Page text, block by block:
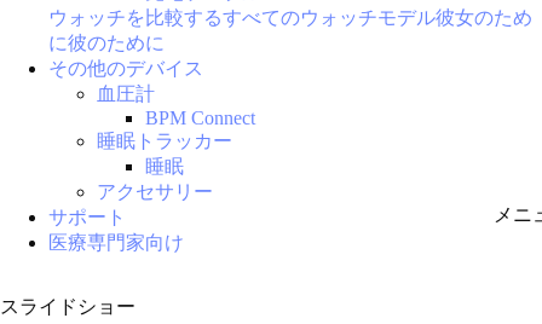
メニ
ウォッチを比較するすべてのウォッチモデル彼女のため
に彼のために
その他のデバイス
血圧計
BPM Connect
睡眠トラッカー
睡眠
アクセサリー
サポート
医療専門家向け
スライドショー